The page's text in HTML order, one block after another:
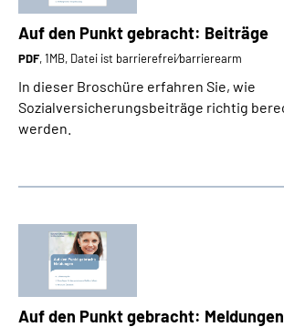
Auf den Punkt gebracht: Beiträge
PDF, 1MB, Datei ist barrierefrei⁄barrierearm
In dieser Broschüre erfahren Sie, wie
Sozialversicherungsbeiträge richtig
werden.
Auf den Punkt gebracht: Meldungen